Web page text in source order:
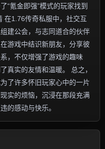
“氪金即强”模式的玩家找到
在1.76传奇私服中，社交互
建公会，与志同道合的伙伴
游戏中结识新朋友，分享彼
，不仅增强了游戏的趣味
真实的友情和温暖。 总之，
了许多怀旧玩家心中的一片
实的烦恼，沉浸在那段充满
的感动与快乐。